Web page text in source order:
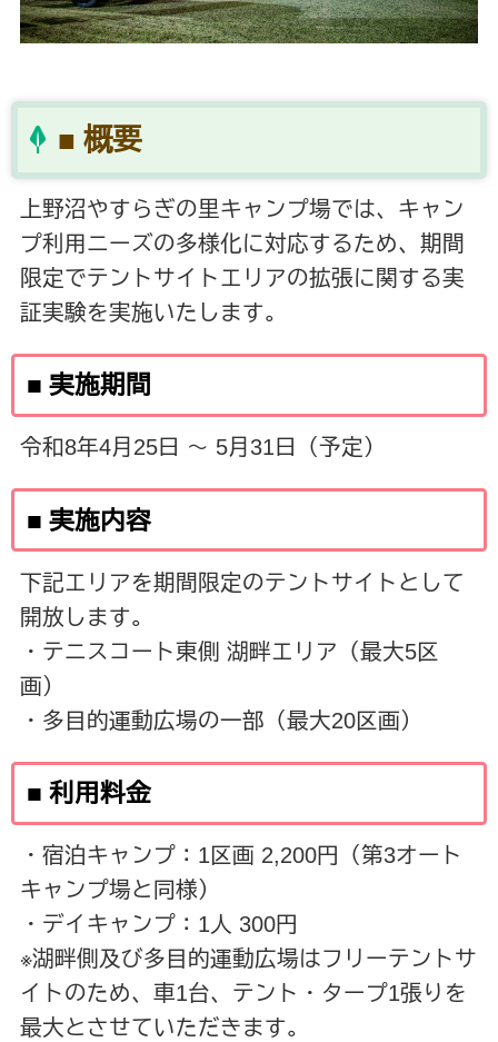
■ 概要
上野沼やすらぎの里キャンプ場では、キャン
プ利用ニーズの多様化に対応するため、期間
限定でテントサイトエリアの拡張に関する実
証実験を実施いたします。
■ 実施期間
令和8年4月25日 ～ 5月31日（予定）
■ 実施内容
下記エリアを期間限定のテントサイトとして
開放します。
・テニスコート東側 湖畔エリア（最大5区
画）
・多目的運動広場の一部（最大20区画）
■ 利用料金
・宿泊キャンプ：1区画 2,200円（第3オート
キャンプ場と同様）
・デイキャンプ：1人 300円
※湖畔側及び多目的運動広場はフリーテントサ
イトのため、車1台、テント・タープ1張りを
最大とさせていただきます。